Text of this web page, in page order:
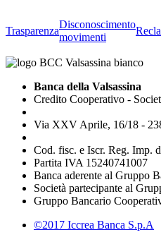
Trasparenza
Disconoscimento
movimenti
Banca della Valsassina
Credito Cooperativo -
Via XXV Aprile, 16/18 -
Cod. fisc. e Iscr. Reg. Imp.
Partita IVA 15240741007
Banca aderente al Gruppo
Società partecipante al
Gruppo Bancario
©2017 Iccrea Banca S.p.A